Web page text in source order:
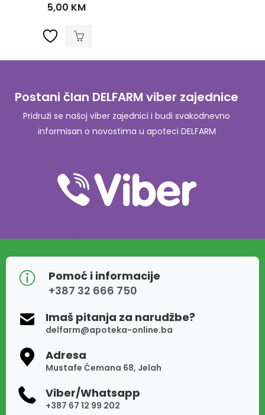
5,00 KM
Postani član DELFARM viber zajednice
Pridruži se našoj viber zajednici i budi svakodnevno
informisan o novostima u apoteci DELFARM
Pomoć i informacije
+387 32 666 750
Imaš pitanja za narudžbe?
delfarm@apoteka-online.ba
Adresa
Mustafe Ćemana 68, Jelah
Viber/Whatsapp
+387 67 12 99 202